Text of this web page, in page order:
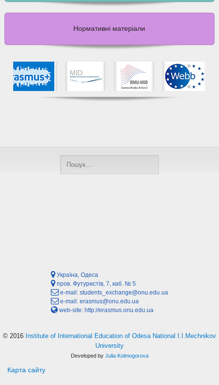
Нормативні матеріали
Україна, Одеса
пров. Футуристів, 7, каб. № 5
e-mail: students_exchange@onu.edu.ua
e-mail: erasmus@onu.edu.ua
web-site: http://erasmus.onu.edu.ua
© 2016 Institute of International Education of Odesa National I.I.Mechnikov
University
Developed by Julia Kolmogorova
Карта сайту